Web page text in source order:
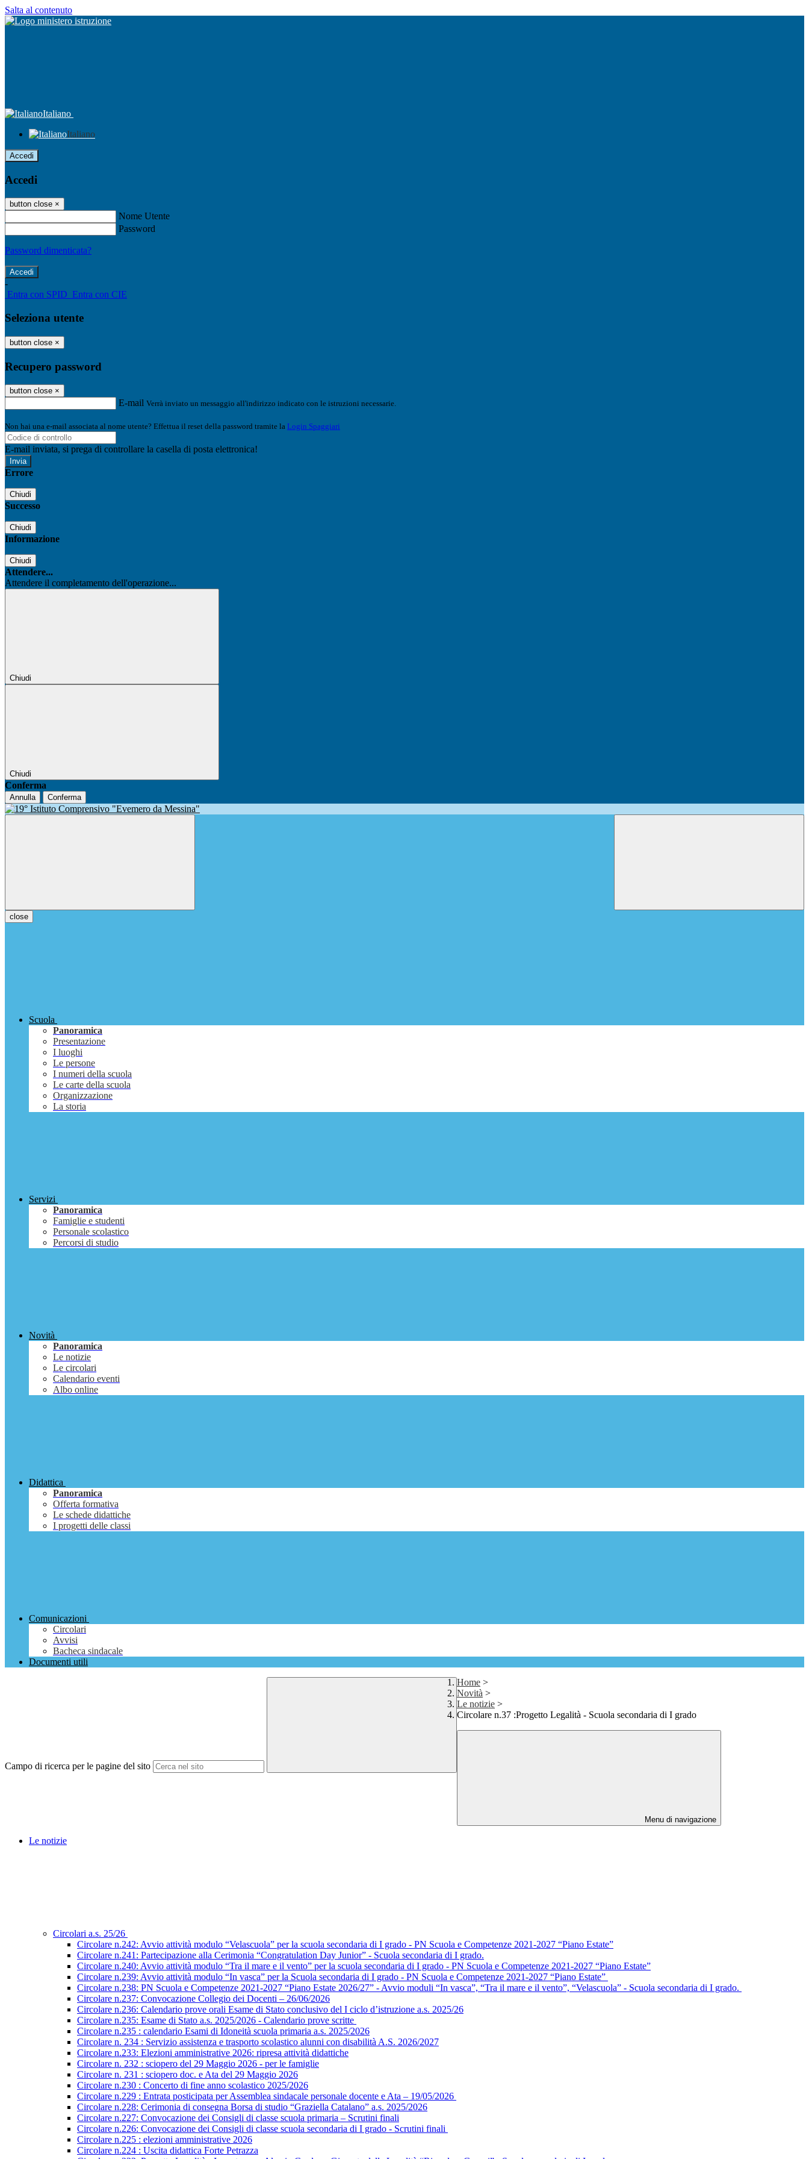
Salta al contenuto
Italiano
Italiano
Accedi
Accedi
button close ×
Nome Utente
Password
Password dimenticata?
-
Entra con SPID Entra con CIE
Seleziona utente
button close ×
Recupero password
button close ×
E-mail Verrà inviato un messaggio all'indirizzo indicato con le istruzioni necessarie.
Non hai una e-mail associata al nome utente? Effettua il reset della password tramite la Login Spaggiari
E-mail inviata, si prega di controllare la casella di posta elettronica!
Errore
Chiudi
Successo
Chiudi
Informazione
Chiudi
Attendere...
Attendere il completamento dell'operazione...
Chiudi
Chiudi
Conferma
Annulla Conferma
close
Scuola
Panoramica
Presentazione
I luoghi
Le persone
I numeri della scuola
Le carte della scuola
Organizzazione
La storia
Servizi
Panoramica
Famiglie e studenti
Personale scolastico
Percorsi di studio
Novità
Panoramica
Le notizie
Le circolari
Calendario eventi
Albo online
Didattica
Panoramica
Offerta formativa
Le schede didattiche
I progetti delle classi
Comunicazioni
Circolari
Avvisi
Bacheca sindacale
Documenti utili
Campo di ricerca per le pagine del sito
Home >
Novità >
Le notizie >
Circolare n.37 :Progetto Legalità - Scuola secondaria di I grado
Menu di navigazione
Le notizie
Circolari a.s. 25/26
Circolare n.242: Avvio attività modulo “Velascuola” per la scuola secondaria di I grado - PN Scuola e Competenze 2021-2027 “Piano Estate”
Circolare n.241: Partecipazione alla Cerimonia “Congratulation Day Junior” - Scuola secondaria di I grado.
Circolare n.240: Avvio attività modulo “Tra il mare e il vento” per la scuola secondaria di I grado - PN Scuola e Competenze 2021-2027 “Piano Estate”
Circolare n.239: Avvio attività modulo “In vasca” per la Scuola secondaria di I grado - PN Scuola e Competenze 2021-2027 “Piano Estate”
Circolare n.238: PN Scuola e Competenze 2021-2027 “Piano Estate 2026/27” - Avvio moduli “In vasca”, “Tra il mare e il vento”, “Velascuola” - Scuola secondaria di I grado.
Circolare n.237: Convocazione Collegio dei Docenti – 26/06/2026
Circolare n.236: Calendario prove orali Esame di Stato conclusivo del I ciclo d’istruzione a.s. 2025/26
Circolare n.235: Esame di Stato a.s. 2025/2026 - Calendario prove scritte
Circolare n.235 : calendario Esami di Idoneità scuola primaria a.s. 2025/2026
Circolare n. 234 : Servizio assistenza e trasporto scolastico alunni con disabilità A.S. 2026/2027
Circolare n.233: Elezioni amministrative 2026: ripresa attività didattiche
Circolare n. 232 : sciopero del 29 Maggio 2026 - per le famiglie
Circolare n. 231 : sciopero doc. e Ata del 29 Maggio 2026
Circolare n.230 : Concerto di fine anno scolastico 2025/2026
Circolare n.229 : Entrata posticipata per Assemblea sindacale personale docente e Ata – 19/05/2026
Circolare n.228: Cerimonia di consegna Borsa di studio “Graziella Catalano” a.s. 2025/2026
Circolare n.227: Convocazione dei Consigli di classe scuola primaria – Scrutini finali
Circolare n.226: Convocazione dei Consigli di classe scuola secondaria di I grado - Scrutini finali
Circolare n.225 : elezioni amministrative 2026
Circolare n.224 : Uscita didattica Forte Petrazza